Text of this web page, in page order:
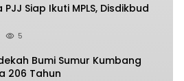
Siap Ikuti MPLS, Disdikbud
5
Bumi Sumur Kumbang
206 Tahun